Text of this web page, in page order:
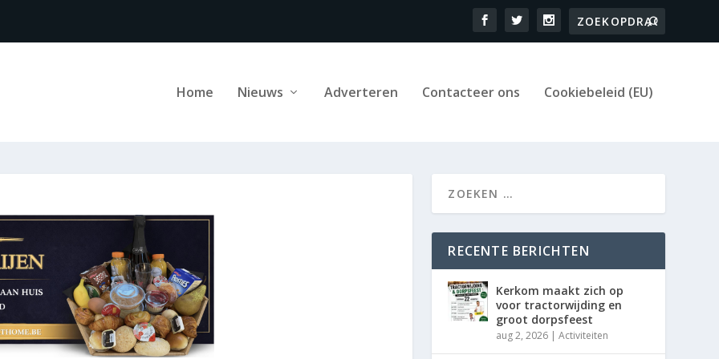
Home Nieuws Adverteren Contacteer ons Cookiebeleid (EU)
RECENTE BERICHTEN
Kerkom maakt zich op
voor tractorwijding en
groot dorpsfeest
aug 2, 2026 |Activiteiten